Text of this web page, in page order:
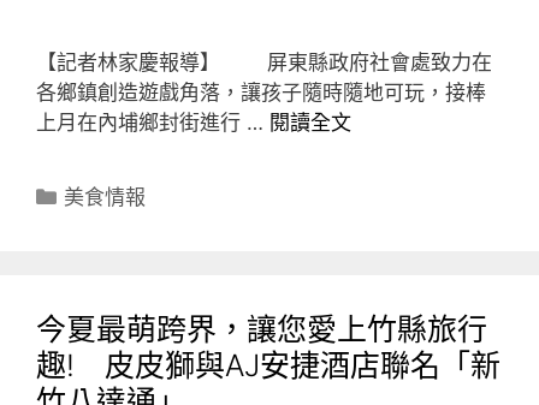
【記者林家慶報導】 屏東縣政府社會處致力在
各鄉鎮創造遊戲角落，讓孩子隨時隨地可玩，接棒
上月在內埔鄉封街進行 … 閱讀全文
分
美食情報
今夏最萌跨界，讓您愛上竹縣旅行
趣! 皮皮獅與AJ安捷酒店聯名「新